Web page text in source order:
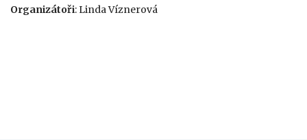
Organizátoři: Linda Víznerová